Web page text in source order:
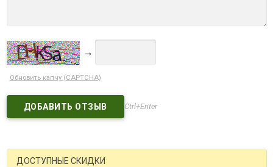
→
Обновить капчу (CAPTCHA)
Ctrl+Enter
ДОСТУПНЫЕ СКИДКИ